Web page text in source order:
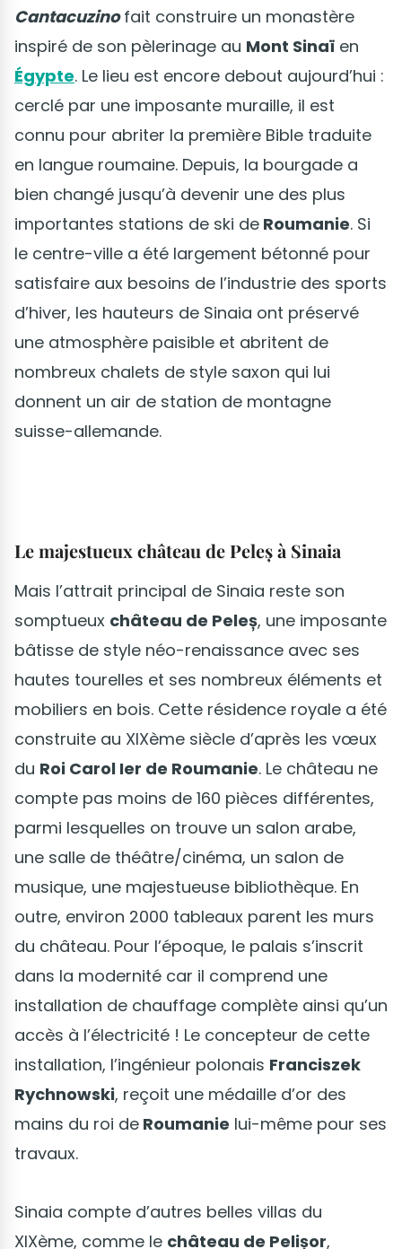
Cantacuzinofait construire un monastère
inspiré de son pèlerinage au Mont Sinaï en
Égypte. Le lieu est encore debout aujourd’hui :
cerclé par une imposante muraille, il est
connu pour abriter la première Bible traduite
en langue roumaine. Depuis, la bourgade a
bien changé jusqu’à devenir une des plus
importantes stations de ski de Roumanie. Si
le centre-ville a été largement bétonné pour
satisfaire aux besoins de l’industrie des sports
d’hiver, les hauteurs de Sinaia ont préservé
une atmosphère paisible et abritent de
nombreux chalets de style saxon qui lui
donnent un air de station de montagne
suisse-allemande.
Le majestueux château de Peleș à Sinaia
Mais l’attrait principal de Sinaia reste son
somptueux château de Peleș, une imposante
bâtisse de style néo-renaissance avec ses
hautes tourelles et ses nombreux éléments et
mobiliers en bois. Cette résidence royale a été
construite au XIXème siècle d’après les vœux
du Roi Carol Ier de Roumanie. Le château ne
compte pas moins de 160 pièces différentes,
parmi lesquelles on trouve un salon arabe,
une salle de théâtre/cinéma, un salon de
musique, une majestueuse bibliothèque. En
outre, environ 2000 tableaux parent les murs
du château. Pour l’époque, le palais s’inscrit
dans la modernité car il comprend une
installation de chauffage complète ainsi qu’un
accès à l’électricité ! Le concepteur de cette
installation, l’ingénieur polonais Franciszek
Rychnowski, reçoit une médaille d’or des
mains du roi de Roumanie lui-même pour ses
travaux.
Sinaia compte d’autres belles villas du
XIXème, comme le château de Pelișor,